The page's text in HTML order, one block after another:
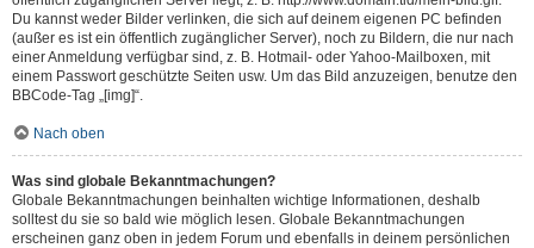
Du kannst weder Bilder verlinken, die sich auf deinem eigenen PC befinden
(außer es ist ein öffentlich zugänglicher Server), noch zu Bildern, die nur nach
einer Anmeldung verfügbar sind, z. B. Hotmail- oder Yahoo-Mailboxen, mit
einem Passwort geschützte Seiten usw. Um das Bild anzuzeigen, benutze den
BBCode-Tag „[img]“.
Nach oben
Was sind globale Bekanntmachungen?
Globale Bekanntmachungen beinhalten wichtige Informationen, deshalb
solltest du sie so bald wie möglich lesen. Globale Bekanntmachungen
erscheinen ganz oben in jedem Forum und ebenfalls in deinem persönlichen